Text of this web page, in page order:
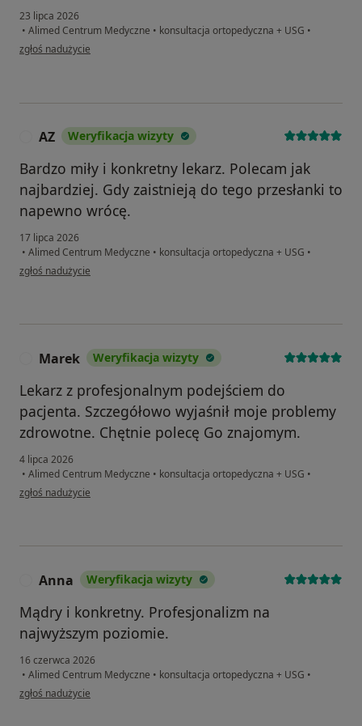
23 lipca 2026
• Alimed Centrum Medyczne • konsultacja ortopedyczna + USG •
w opinii użytkownika K.
zgłoś nadużycie
AZ Weryfikacja wizyty
Bardzo miły i konkretny lekarz. Polecam jak
najbardziej. Gdy zaistnieją do tego przesłanki to
napewno wrócę.
17 lipca 2026
• Alimed Centrum Medyczne • konsultacja ortopedyczna + USG •
w opinii użytkownika AZ
zgłoś nadużycie
Marek Weryfikacja wizyty
Lekarz z profesjonalnym podejściem do
pacjenta. Szczegółowo wyjaśnił moje problemy
zdrowotne. Chętnie polecę Go znajomym.
4 lipca 2026
• Alimed Centrum Medyczne • konsultacja ortopedyczna + USG •
w opinii użytkownika Marek
zgłoś nadużycie
Anna Weryfikacja wizyty
Mądry i konkretny. Profesjonalizm na
najwyższym poziomie.
16 czerwca 2026
• Alimed Centrum Medyczne • konsultacja ortopedyczna + USG •
w opinii użytkownika Anna
zgłoś nadużycie